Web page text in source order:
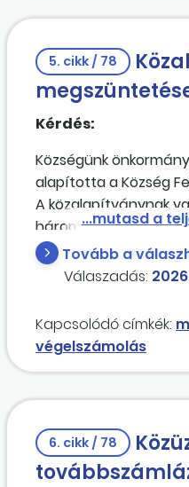
5. cikk / 78
Kérdés:
Községünk
alapította a Község
A közalapítványnak
három kuratóriumi
nagy értékű tárgyi
nyilvántartásában. A
megszüntetni. A
szüntetni, ha az
elnöke kezdeményezi
Tovább a
Válaszadás:
Kapcsolódó címkék:
végelszámolás
6. cikk / 78